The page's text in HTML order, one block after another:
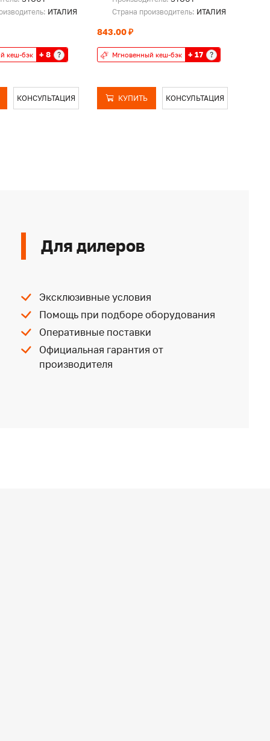
ИТАЛИЯ
кеш-бэк + 8 ?
КОНСУЛЬТАЦИЯ
Страна производитель: ИТАЛИЯ
843.00 ₽
Мгновенный кеш-бэк + 17 ?
КУПИТЬ КОНСУЛЬТАЦИЯ
Для дилеров
Эксклюзивные условия
Помощь при подборе оборудования
Оперативные поставки
Официальная гарантия от
производителя